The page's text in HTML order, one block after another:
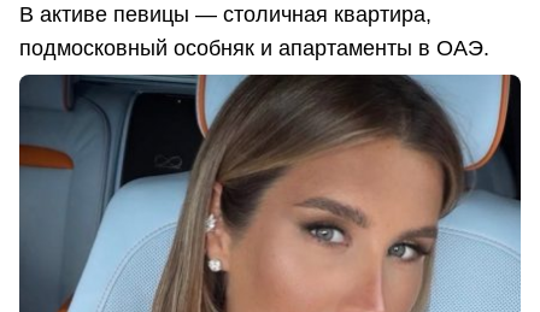
В активе певицы — столичная квартира,
подмосковный особняк и апартаменты в ОАЭ.